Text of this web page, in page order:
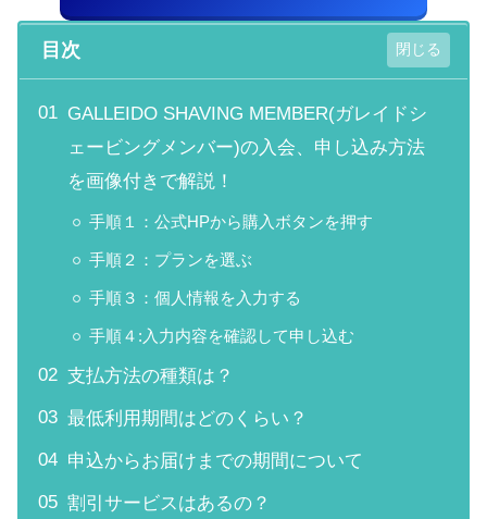
目次
GALLEIDO SHAVING MEMBER(ガレイドシ
ェービングメンバー)の入会、申し込み方法
を画像付きで解説！
手順１：公式HPから購入ボタンを押す
手順２：プランを選ぶ
手順３：個人情報を入力する
手順４:入力内容を確認して申し込む
支払方法の種類は？
最低利用期間はどのくらい？
申込からお届けまでの期間について
割引サービスはあるの？